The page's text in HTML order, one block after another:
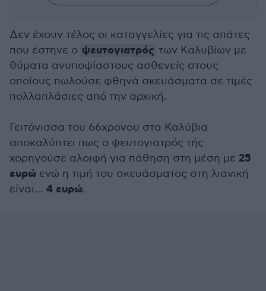
Δεν έχουν τέλος οι καταγγελίες για τις απάτες
που έστηνε ο ψευτογιατρός των Καλυβίων με
θύματα ανυποψίαστους ασθενείς στους
οποίους πωλούσε φθηνά σκευάσματα σε τιμές
πολλαπλάσιες από την αρχική.
Γειτόνισσα του 66χρονου στα Καλύβια
αποκαλύπτει πως ο ψευτογιατρός τής
χορηγούσε αλοιφή για πάθηση στη μέση με 25
ευρώ ενώ η τιμή του σκευάσματος στη λιανική
είναι... 4 ευρώ.